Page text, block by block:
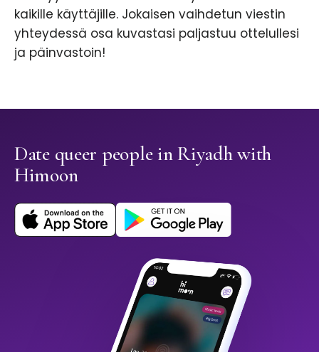
kaikille käyttäjille. Jokaisen vaihdetun viestin
yhteydessä osa kuvastasi paljastuu ottelullesi
ja päinvastoin!
Date queer people in Riyadh with
Himoon